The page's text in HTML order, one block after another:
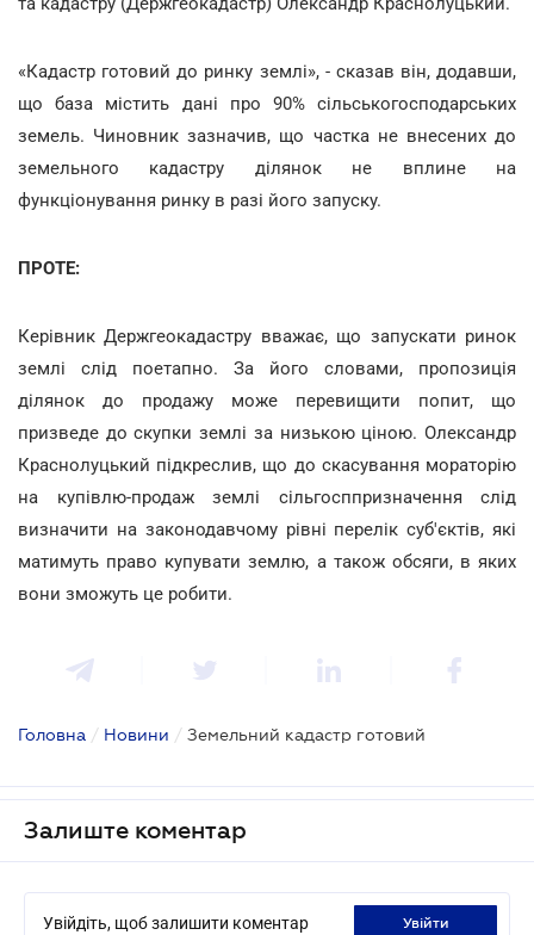
«Кадастр готовий до ринку землі», - сказав він, додавши,
що база містить дані про 90% сільськогосподарських
земель. Чиновник зазначив, що частка не внесених до
земельного кадастру ділянок не вплине на
функціонування ринку в разі його запуску.
ПРОТЕ:
Керівник Держгеокадастру вважає, що запускати ринок
землі слід поетапно. За його словами, пропозиція
ділянок до продажу може перевищити попит, що
призведе до скупки землі за низькою ціною. Олександр
Краснолуцький підкреслив, що до скасування мораторію
на купівлю-продаж землі сільгосппризначення слід
визначити на законодавчому рівні перелік суб'єктів, які
матимуть право купувати землю, а також обсяги, в яких
вони зможуть це робити.
Головна / Новини / Земельний кадастр готовий
Залиште коментар
Увійдіть, щоб залишити коментар увійти